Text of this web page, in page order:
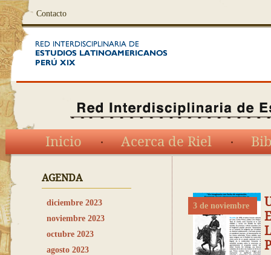
Contacto
Inicio Acerca de Riel
AGENDA
diciembre 2023
noviembre 2023
octubre 2023
agosto 2023
3 de noviembre